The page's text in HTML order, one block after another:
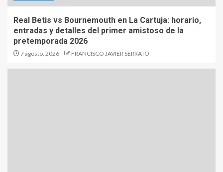
Real Betis vs Bournemouth en La Cartuja: horario,
entradas y detalles del primer amistoso de la
pretemporada 2026
7 agosto, 2026 FRANCISCO JAVIER SERRATO